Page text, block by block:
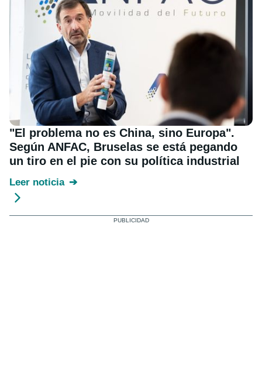
"El problema no es China, sino Europa".
Según ANFAC, Bruselas se está pegando
un tiro en el pie con su política industrial
Leer noticia